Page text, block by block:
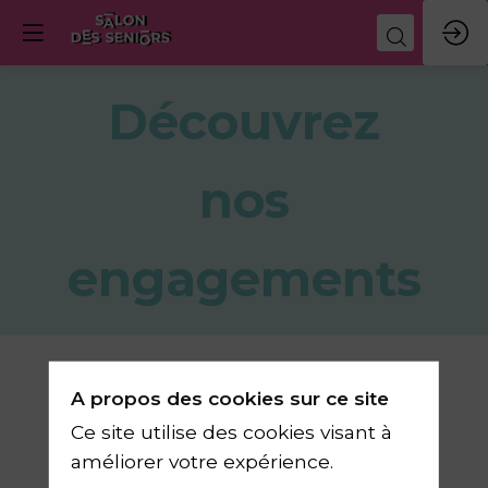
Découvrez
nos
engagements
Le Salon des Seniors a
pour ambition
A propos des cookies sur ce site
Ce site utilise des cookies visant à
améliorer votre expérience.